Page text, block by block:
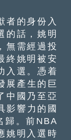
的身份入
的話，姚明
無需經過投
終姚明被安
入選。憑着
展產生的巨
中國乃至亞
影響力的國
歸。前NBA
姚明入選時